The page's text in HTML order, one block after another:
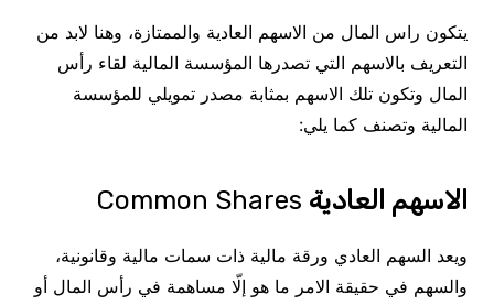
يتكون راس المال من الاسهم العادية والممتازة، وهنا لابد من
التعريف بالاسهم التي تصدرها المؤسسة المالية لقاء رأس
المال وتكون تلك الاسهم بمثابة مصدر تمويلي للمؤسسة
المالية وتصنف كما يلي:
الاسهم العادية Common Shares
ويعد السهم العادي ورقة مالية ذات سمات مالية وقانونية،
والسهم في حقيقة الامر ما هو إلّا مساهمة في رأس المال أو